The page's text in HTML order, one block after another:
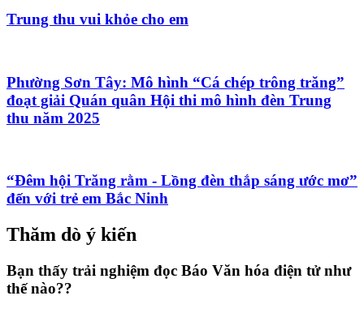
Trung thu vui khỏe cho em
Phường Sơn Tây: Mô hình “Cá chép trông trăng”
đoạt giải Quán quân Hội thi mô hình đèn Trung
thu năm 2025
“Đêm hội Trăng rằm - Lồng đèn thắp sáng ước mơ”
đến với trẻ em Bắc Ninh
Thăm dò ý kiến
Bạn thấy trải nghiệm đọc Báo Văn hóa điện tử như
thế nào??